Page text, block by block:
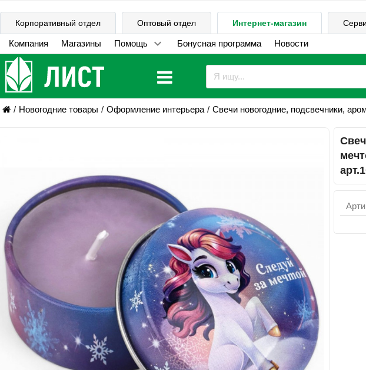
Корпоративный отдел Оптовый отдел Интернет-магазин
Компания Магазины Помощь Бонусная программа Новости
Новогодние товары Оформление интерьера Свечи новогодние, подсвечники,